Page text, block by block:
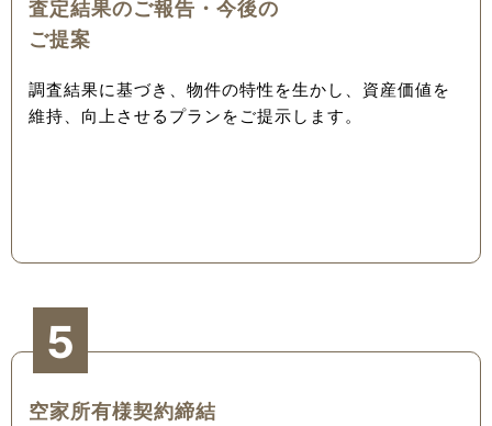
査定結果のご報告・今後の
ご提案
調査結果に基づき、物件の特性を生かし、資産価値を
維持、向上させるプランをご提示します。
5
空家所有様契約締結